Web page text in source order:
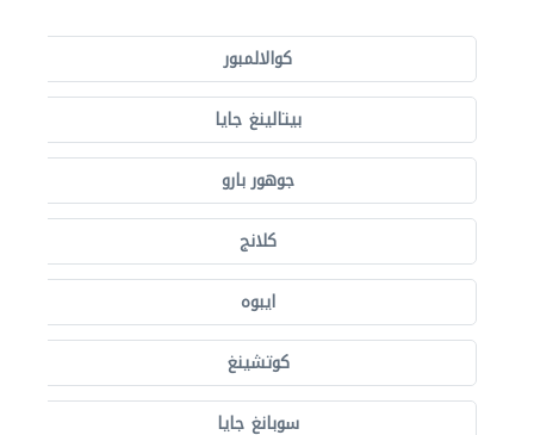
كوالالمبور
بيتالينغ جايا
جوهور بارو
كلانج
ايبوه
كوتشينغ
سوبانغ جايا